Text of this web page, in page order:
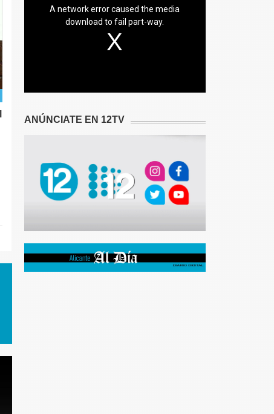
A network error caused the media
download to fail part-way.
ANÚNCIATE EN 12TV